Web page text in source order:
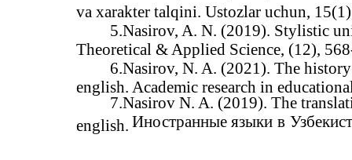
va xarakter talqini. Ustozlar uchun,
5.Nasirov, A. N. (2019). Stylistic
Theoretical & Applied Science, (12),
6.Nasirov, N. A. (2021). The
english. Academic research in
7.Nasirov N. A. (2019). The
english. Иностранные языки в